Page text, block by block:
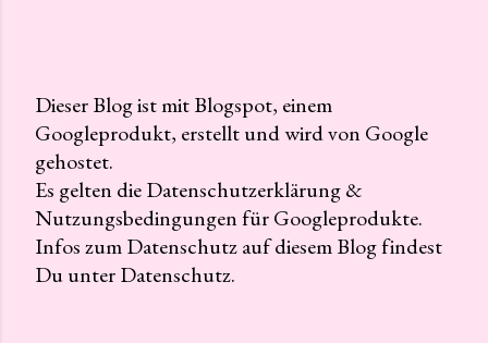
K
o
m
m
e
n
Dieser Blog ist mit Blogspot, einem
Googleprodukt, erstellt und wird von Google
gehostet.
Es gelten die Datenschutzerklärung &
Nutzungsbedingungen für Googleprodukte.
Infos zum Datenschutz auf diesem Blog findest
Du unter Datenschutz.